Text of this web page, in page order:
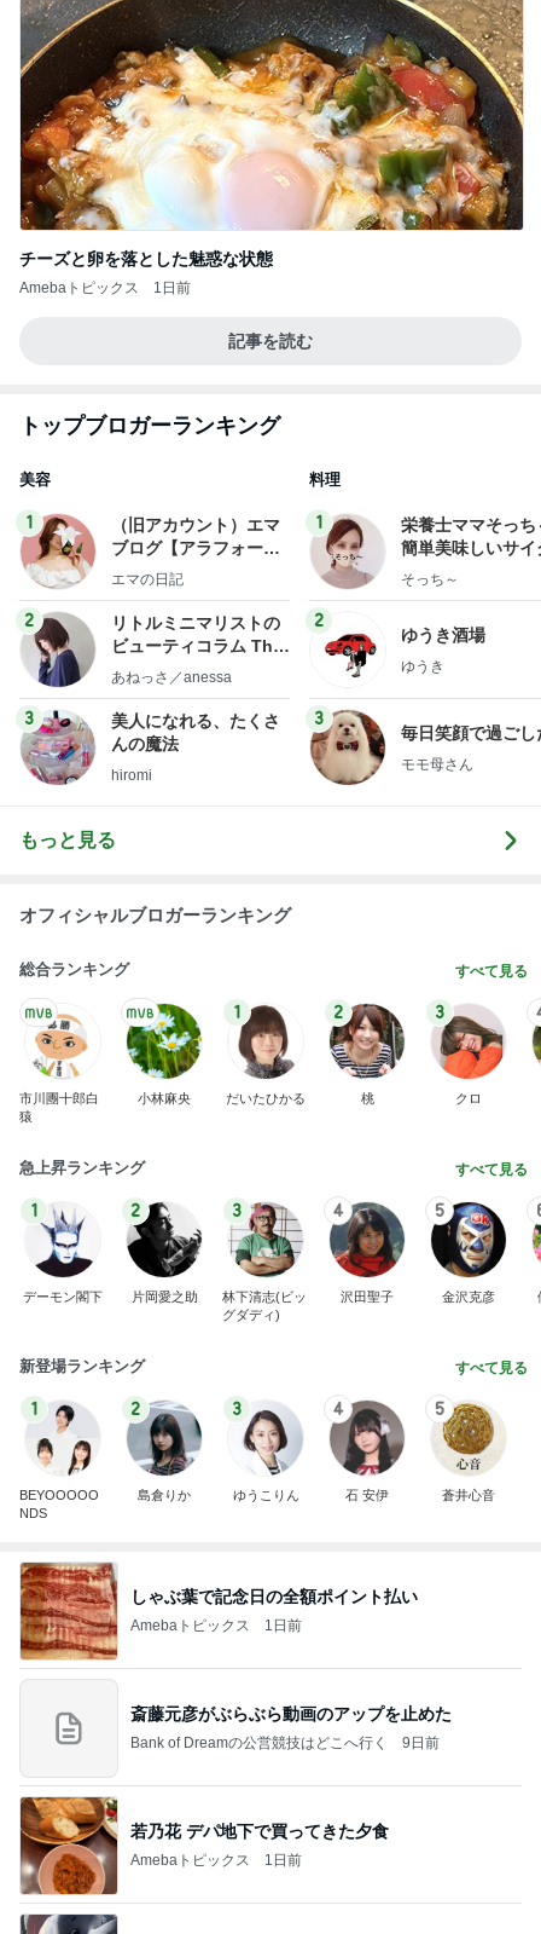
チーズと卵を落とした魅惑な状態
Amebaトピックス 1日前
記事を読む
トップブロガーランキング
美容
1
（旧アカウント）エマ
ブログ【アラフォー会
社売却セカンドライ
エマの日記
2
リトルミニマリストの
ビューティコラム The
little minimalist's bea
あねっさ／anessa
3
美人になれる、たくさ
んの魔法
hiromi
料理
1
栄養士ママそっち
簡単美味しいサイ
献立
そっち～
2
ゆうき酒場
ゆうき
3
毎日笑顔で過ごし
モモ母さん
もっと見る
オフィシャルブロガーランキング
総合ランキング すべて見る
市川團十郎白
猿
小林麻央
1
だいたひかる
2
桃
3
クロ
急上昇ランキング すべて見る
1
デーモン閣下
2
片岡愛之助
3
林下清志(ビッ
グダディ)
4
沢田聖子
5
金沢克彦
新登場ランキング すべて見る
1
BEYOOOOO
NDS
2
島倉りか
3
ゆうこりん
4
石 安伊
5
蒼井心音
しゃぶ葉で記念日の全額ポイント払い
Amebaトピックス 1日前
斎藤元彦がぶらぶら動画のアップを止めた
Bank of Dreamの公営競技はどこへ行く 9日前
若乃花 デパ地下で買ってきた夕食
Amebaトピックス 1日前